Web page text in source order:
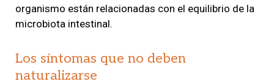
organismo están relacionadas con el equilibrio de la
microbiota intestinal.
Los síntomas que no deben
naturalizarse